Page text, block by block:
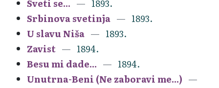
Sveti se...
1893.
Srbinova svetinja
1893.
U slavu Niša
1893.
Zavist
1894.
Besu mi dade...
1894.
Unutrna-Beni (Ne zaboravi me...)